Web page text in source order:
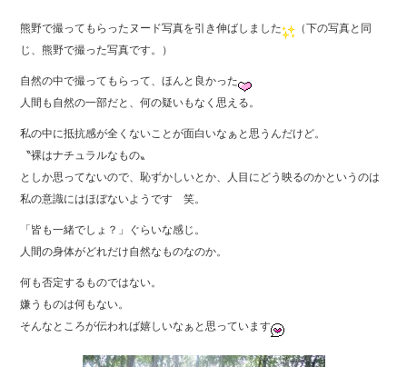
a
c
e
b
o
o
k
wi
tt
er
n
e
熊野で撮ってもらったヌード写真を引き伸ばしました
（下の写真と同
じ、熊野で撮った写真です。）
自然の中で撮ってもらって、ほんと良かった
人間も自然の一部だと、何の疑いもなく思える。
私の中に抵抗感が全くないことが面白いなぁと思うんだけど。
〝裸はナチュラルなもの〟
としか思ってないので、恥ずかしいとか、人目にどう映るのかというのは
私の意識にはほぼないようです 笑。
「皆も一緒でしょ？」ぐらいな感じ。
人間の身体がどれだけ自然なものなのか。
何も否定するものではない。
嫌うものは何もない。
そんなところが伝われば嬉しいなぁと思っています